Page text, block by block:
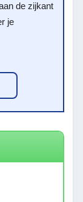
de zijkant
je